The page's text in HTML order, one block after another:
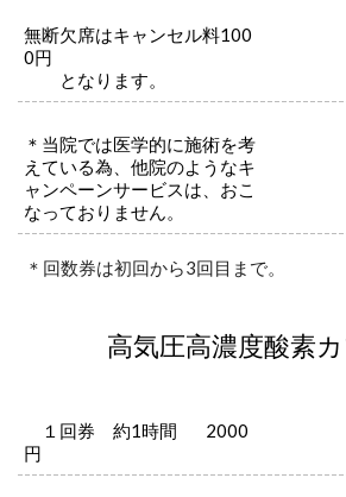
無断欠席はキャンセル料100
0円
となります。
＊当院では医学的に施術を考
えている為、他院のようなキ
ャンペーンサービスは、おこ
なっておりません。
＊回数券は初回から3回目まで。
高気圧高濃度酸素
１回券 約1時間 2000
円